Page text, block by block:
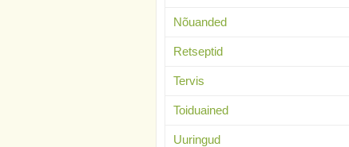
Nõuanded
Retseptid
Tervis
Toiduained
Uuringud